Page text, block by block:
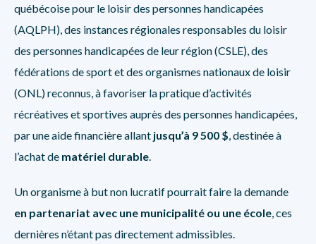
québécoise pour le loisir des personnes handicapées
(AQLPH), des instances régionales responsables du loisir
des personnes handicapées de leur région (CSLE), des
fédérations de sport et des organismes nationaux de loisir
(ONL) reconnus, à favoriser la pratique d’activités
récréatives et sportives auprès des personnes handicapées,
par une aide financière allant jusqu’à 9 500 $, destinée à
l’achat de matériel durable.
Un organisme à but non lucratif pourrait faire la demande
en partenariat avec une municipalité ou une école, ces
dernières n’étant pas directement admissibles.